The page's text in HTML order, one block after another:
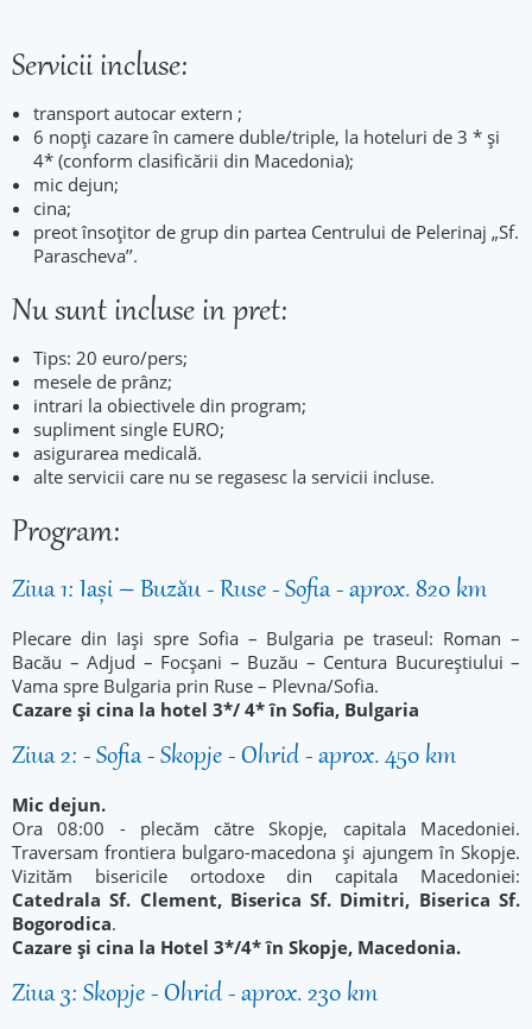
Servicii incluse:
transport autocar extern ;
6 nopţi cazare în camere duble/triple, la hoteluri de 3 * și
4* (conform clasificării din Macedonia);
mic dejun;
cina;
preot însoțitor de grup din partea Centrului de Pelerinaj „Sf.
Parascheva’’.
Nu sunt incluse in pret:
Tips: 20 euro/pers;
mesele de prânz;
intrari la obiectivele din program;
supliment single EURO;
asigurarea medicală.
alte servicii care nu se regasesc la servicii incluse.
Program:
Ziua 1: Iași – Buzău - Ruse - Sofia - aprox. 820 km
Plecare din Iași spre Sofia – Bulgaria pe traseul: Roman –
Bacău – Adjud – Focșani – Buzău – Centura Bucureștiului –
Vama spre Bulgaria prin Ruse – Plevna/Sofia.
Cazare și cina la hotel 3*/ 4* în Sofia, Bulgaria
Ziua 2: - Sofia - Skopje - Ohrid - aprox. 450 km
Mic dejun.
Ora 08:00 - plecăm către Skopje, capitala Macedoniei.
Traversam frontiera bulgaro-macedona și ajungem în Skopje.
Vizităm bisericile ortodoxe din capitala Macedoniei:
Catedrala Sf. Clement, Biserica Sf. Dimitri, Biserica Sf.
Bogorodica.
Cazare și cina la Hotel 3*/4* în Skopje, Macedonia.
Ziua 3: Skopje - Ohrid - aprox. 230 km